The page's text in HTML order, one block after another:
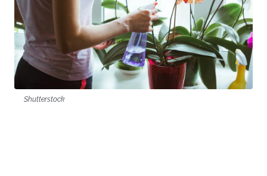
Shutterstock